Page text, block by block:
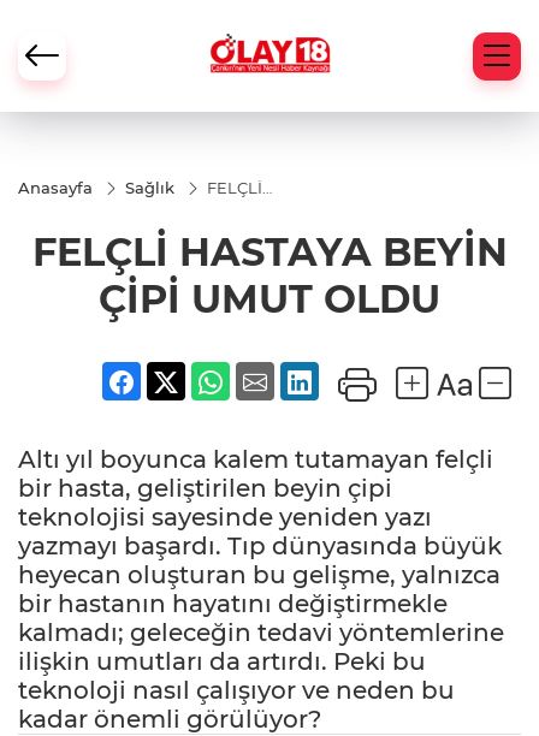
Anasayfa Sağlık
FELÇLİ
ÇİPİ
UMUT
OLDU
FELÇLİ HASTAYA BEYİN
ÇİPİ UMUT OLDU
Altı yıl boyunca kalem tutamayan felçli
bir hasta, geliştirilen beyin çipi
teknolojisi sayesinde yeniden yazı
yazmayı başardı. Tıp dünyasında büyük
heyecan oluşturan bu gelişme, yalnızca
bir hastanın hayatını değiştirmekle
kalmadı; geleceğin tedavi yöntemlerine
ilişkin umutları da artırdı. Peki bu
teknoloji nasıl çalışıyor ve neden bu
kadar önemli görülüyor?